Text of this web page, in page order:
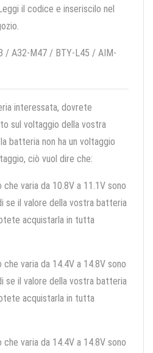
il codice e inseriscilo nel
/ A32-M47 / BTY-L45 / AIM-
interessata, dovrete
sul voltaggio della vostra
batteria non ha un voltaggio
ciò vuol dire che:
varia da 10.8V a 11.1V sono
se il valore della vostra batteria
acquistarla in tutta
varia da 14.4V a 14.8V sono
se il valore della vostra batteria
acquistarla in tutta
varia da 14.4V a 14.8V sono